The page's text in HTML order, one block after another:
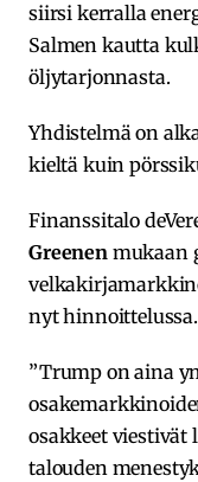
siirsi kerralla
Salmen kautta
öljytarjonnasta.
Yhdistelmä on
kieltä kuin
Finanssitalo
Greenenmukaan
nyt hinnoittelussa.
”Trump on aina
osakkeet viestivät
talouden